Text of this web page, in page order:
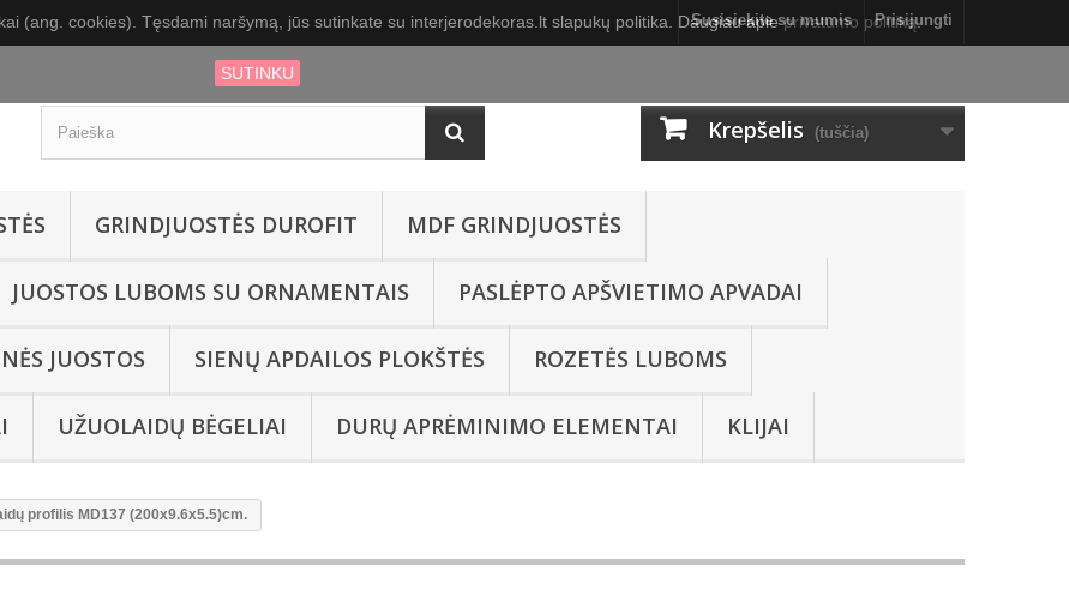
Prisijungti
Susisiekite su mumis
Krepšelis (tuščia)
GRINDJUOSTĖS DUROFIT MDF GRINDJUOSTĖS
JUOSTOS LUBOMS SU ORNAMENTAIS PASLĖPTO APŠVIETIMO APVADAI
JUOSTOS SIENŲ APDAILOS PLOKŠTĖS ROZETĖS LUBOMS
UŽUOLAIDŲ BĖGELIAI DURŲ APRĖMINIMO ELEMENTAI KLIJAI
profilis MD137 (200x9.6x5.5)cm.
(ang. cookies). Tęsdami naršymą, jūs sutinkate su interjerodekoras.lt slapukų politika. Daugiau apieprivatumo politiką.
SUTINKU